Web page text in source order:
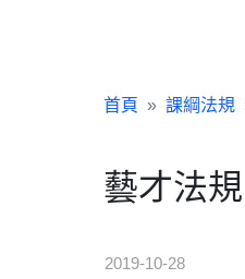
首頁 課綱法規
藝才法規
2019-10-28